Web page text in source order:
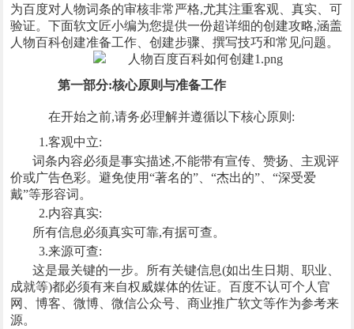
为百度对人物词条的审核非常严格,尤其注重客观、真实、可
验证。下面软文匠小编为您提供一份超详细的创建攻略,涵盖
人物百科创建准备工作、创建步骤、撰写技巧和常见问题。
第一部分:核心原则与准备工作
在开始之前,请务必理解并遵循以下核心原则:
1.客观中立:
词条内容必须是事实描述,不能带有宣传、赞扬、主观评
价或广告色彩。避免使用“著名的”、“杰出的”、“深受爱
戴”等形容词。
2.内容真实:
所有信息必须真实可靠,有据可查。
3.来源可查:
这是最关键的一步。所有关键信息(如出生日期、职业、
成就等)都必须有来自权威媒体的佐证。百度不认可个人官
网、博客、微博、微信公众号、商业推广软文等作为参考来
源。